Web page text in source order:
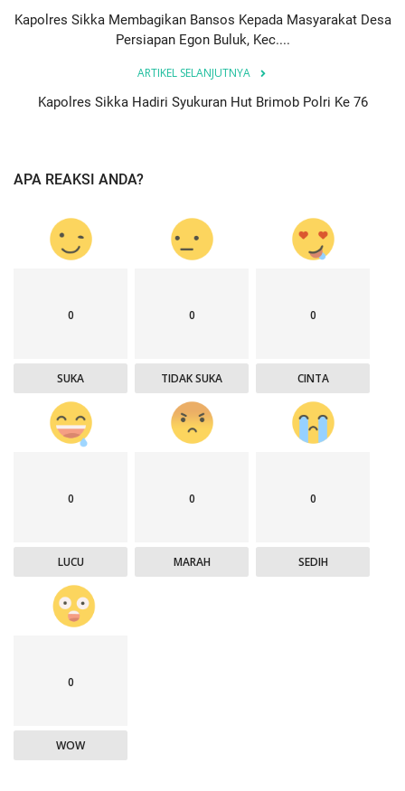
Kapolres Sikka Membagikan Bansos Kepada Masyarakat Desa
Persiapan Egon Buluk, Kec....
ARTIKEL SELANJUTNYA
Kapolres Sikka Hadiri Syukuran Hut Brimob Polri Ke 76
APA REAKSI ANDA?
0
SUKA
0
TIDAK SUKA
0
CINTA
0
LUCU
0
MARAH
0
SEDIH
0
WOW